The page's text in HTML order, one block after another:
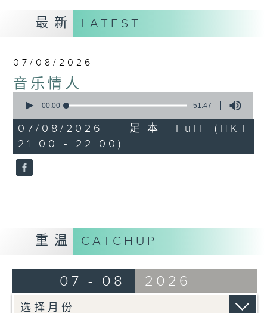
让音符代替动作，让歌词代替说话。
我系郑子诚，
又或者你可以叫我做
音乐情人。
最新 LATEST
07/08/2026
音乐情人
seconds
51
minutes,
47
seconds
00:00 51:47
07/08/2026 - 足本 Full (HKT
21:00 - 22:00)
重温 CATCHUP
07 - 08 2026